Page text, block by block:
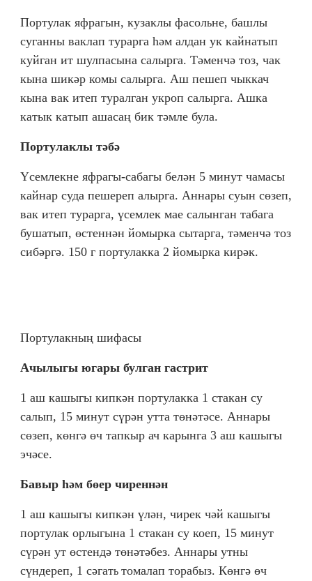
Портулак яфрагын, кузаклы фасольне, башлы
суганны ваклап турарга һәм алдан ук кайнатып
куйган ит шулпасына салырга. Тәменчә тоз, чак
кына шикәр комы салырга. Аш пешеп чыккач
кына вак итеп туралган укроп салырга. Ашка
катык катып ашасаң бик тәмле була.
Портулаклы тәбә
Үсемлекне яфрагы-сабагы белән 5 минут чамасы
кайнар суда пешереп алырга. Аннары суын сөзеп,
вак итеп турарга, үсемлек мае салынган табага
бушатып, өстеннән йомырка сытарга, тәменчә тоз
сибәргә. 150 г портулакка 2 йомырка кирәк.
Портулакның шифасы
Ачылыгы югары булган гастрит
1 аш кашыгы кипкән портулакка 1 стакан су
салып, 15 минут сүрән утта төнәтәсе. Аннары
сөзеп, көнгә өч тапкыр ач карынга 3 аш кашыгы
эчәсе.
Бавыр һәм бөер чиреннән
1 аш кашыгы кипкән үлән, чирек чәй кашыгы
портулак орлыгына 1 стакан су коеп, 15 минут
сүрән ут өстендә төнәтәбез. Аннары утны
сүндереп, 1 сәгать томалап торабыз. Көнгә өч